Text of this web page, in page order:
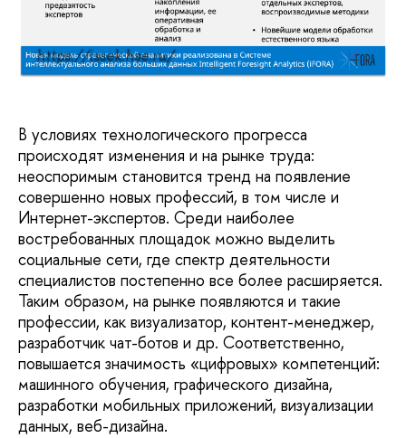
https://issek.hse.ru/
В условиях технологического прогресса
происходят изменения и на рынке труда:
неоспоримым становится тренд на появление
совершенно новых профессий, в том числе и
Интернет-экспертов. Среди наиболее
востребованных площадок можно выделить
социальные сети, где спектр деятельности
специалистов постепенно все более расширяется.
Таким образом, на рынке появляются и такие
профессии, как визуализатор, контент-менеджер,
разработчик чат-ботов и др. Соответственно,
повышается значимость «цифровых» компетенций:
машинного обучения, графического дизайна,
разработки мобильных приложений, визуализации
данных, веб-дизайна.